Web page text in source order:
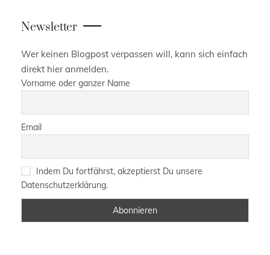
Newsletter
Wer keinen Blogpost verpassen will, kann sich einfach
direkt hier anmelden.
Vorname oder ganzer Name
Email
Indem Du fortfährst, akzeptierst Du unsere
Datenschutzerklärung.